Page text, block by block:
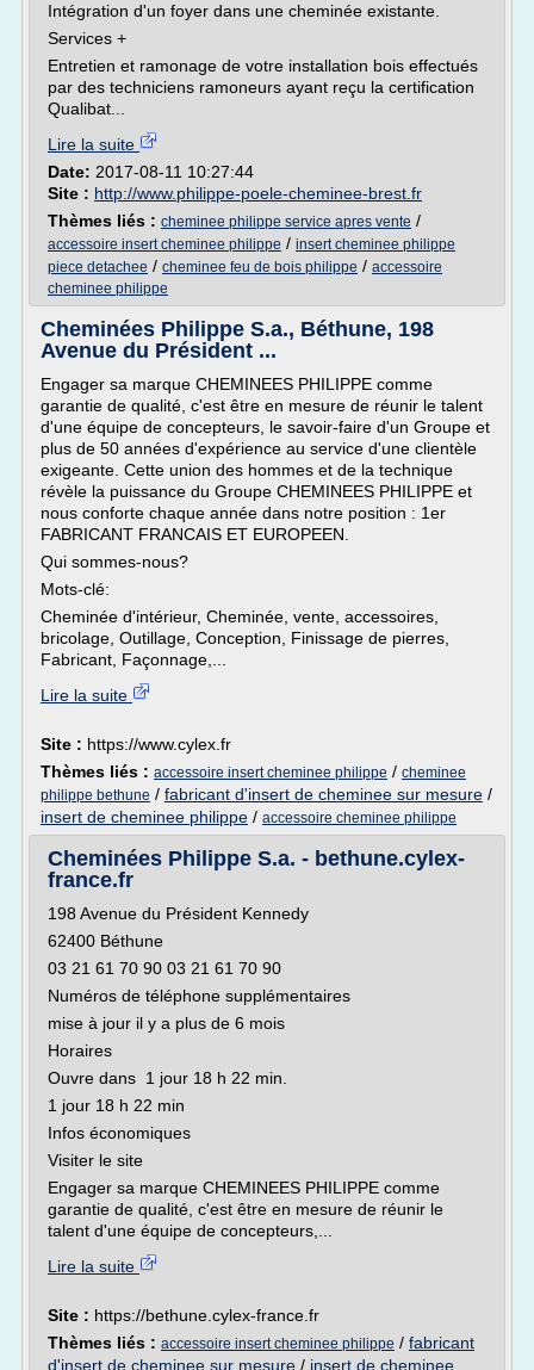
Intégration d'un foyer dans une cheminée existante.
Services +
Entretien et ramonage de votre installation bois effectués
par des techniciens ramoneurs ayant reçu la certification
Qualibat...
Lire la suite
Date: 2017-08-11 10:27:44
Site : http://www.philippe-poele-cheminee-brest.fr
Thèmes liés : cheminee philippe service apres vente /
accessoire insert cheminee philippe / insert cheminee philippe
piece detachee / cheminee feu de bois philippe / accessoire
cheminee philippe
Cheminées Philippe S.a., Béthune, 198
Avenue du Président ...
Engager sa marque CHEMINEES PHILIPPE comme
garantie de qualité, c'est être en mesure de réunir le talent
d'une équipe de concepteurs, le savoir-faire d'un Groupe et
plus de 50 années d'expérience au service d'une clientèle
exigeante. Cette union des hommes et de la technique
révèle la puissance du Groupe CHEMINEES PHILIPPE et
nous conforte chaque année dans notre position : 1er
FABRICANT FRANCAIS ET EUROPEEN.
Qui sommes-nous?
Mots-clé:
Cheminée d'intérieur, Cheminée, vente, accessoires,
bricolage, Outillage, Conception, Finissage de pierres,
Fabricant, Façonnage,...
Lire la suite
Site : https://www.cylex.fr
Thèmes liés : accessoire insert cheminee philippe / cheminee
philippe bethune / fabricant d'insert de cheminee sur mesure /
insert de cheminee philippe / accessoire cheminee philippe
Cheminées Philippe S.a. - bethune.cylex-
france.fr
198 Avenue du Président Kennedy
62400 Béthune
03 21 61 70 90 03 21 61 70 90
Numéros de téléphone supplémentaires
mise à jour il y a plus de 6 mois
Horaires
Ouvre dans 1 jour 18 h 22 min.
1 jour 18 h 22 min
Infos économiques
Visiter le site
Engager sa marque CHEMINEES PHILIPPE comme
garantie de qualité, c'est être en mesure de réunir le
talent d'une équipe de concepteurs,...
Lire la suite
Site : https://bethune.cylex-france.fr
Thèmes liés : accessoire insert cheminee philippe / fabricant
d'insert de cheminee sur mesure / insert de cheminee